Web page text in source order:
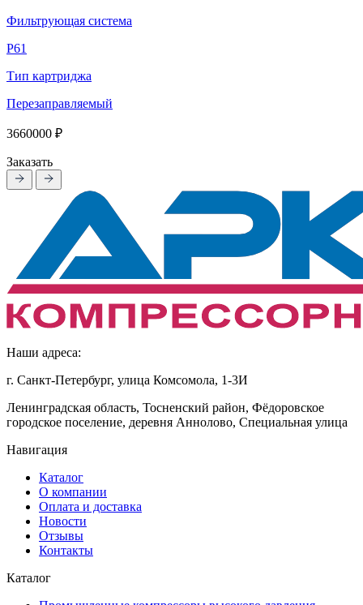
Фильтрующая система
Р61
Тип картриджа
Перезаправляемый
3660000 ₽
Заказать
Наши адреса:
г. Санкт-Петербург, улица Комсомола, 1-3И
Ленинградская область, Тосненский район, Фёдоровское
городское поселение, деревня Аннолово, Специальная улица
Навигация
Каталог
О компании
Оплата и доставка
Новости
Отзывы
Контакты
Каталог